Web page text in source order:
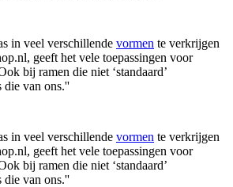
in veel verschillende vormen te verkrijgen
geeft het vele toepassingen voor
bij ramen die niet ‘standaard’
die van ons.''
in veel verschillende vormen te verkrijgen
geeft het vele toepassingen voor
bij ramen die niet ‘standaard’
die van ons.''